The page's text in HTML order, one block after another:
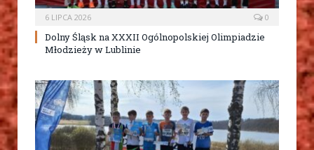
6 LIPCA 2026 0
Dolny Śląsk na XXXII Ogólnopolskiej Olimpiadzie
Młodzieży w Lublinie